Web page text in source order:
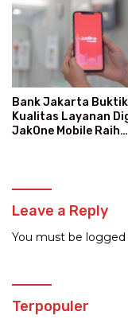
Bank Jakarta
Kualitas Layanan
JakOne Mobile Raih
Leave a Reply
You must be logged
Terpopuler